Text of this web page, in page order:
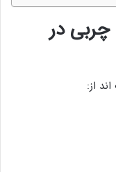
چربی در
از: